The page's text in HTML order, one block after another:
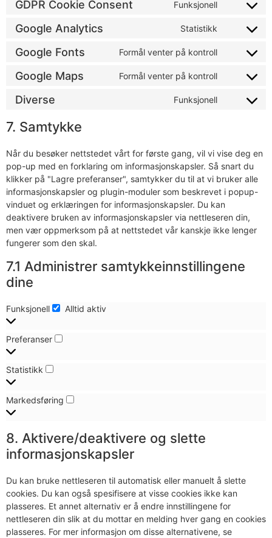
GDPR Cookie Consent Funksjonell
Google Analytics Statistikk
Google Fonts Formål venter på kontroll
Google Maps Formål venter på kontroll
Diverse Funksjonell
7. Samtykke
Når du besøker nettstedet vårt for første gang, vil vi vise deg en
pop-up med en forklaring om informasjonskapsler. Så snart du
klikker på "Lagre preferanser", samtykker du til at vi bruker alle
informasjonskapsler og plugin-moduler som beskrevet i popup-
vinduet og erklæringen for informasjonskapsler. Du kan
deaktivere bruken av informasjonskapsler via nettleseren din,
men vær oppmerksom på at nettstedet vår kanskje ikke lenger
fungerer som den skal.
7.1 Administrer samtykkeinnstillingene
dine
Funksjonell Alltid aktiv
Preferanser
Statistikk
Markedsføring
8. Aktivere/deaktivere og slette
informasjonskapsler
Du kan bruke nettleseren til automatisk eller manuelt å slette
cookies. Du kan også spesifisere at visse cookies ikke kan
plasseres. Et annet alternativ er å endre innstillingene for
nettleseren din slik at du mottar en melding hver gang en cookies
plasseres. For mer informasjon om disse alternativene, se